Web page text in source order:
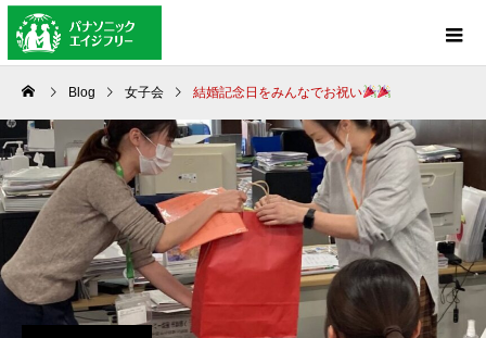
Blog 女子会 結婚記念日をみんなでお祝い